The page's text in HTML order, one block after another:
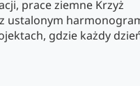
prace ziemne Krzyż
ustalonym
gdzie każdy